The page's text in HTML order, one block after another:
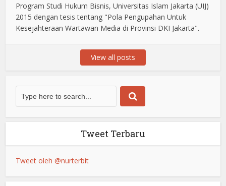
Program Studi Hukum Bisnis, Universitas Islam Jakarta (UIJ)
2015 dengan tesis tentang "Pola Pengupahan Untuk
Kesejahteraan Wartawan Media di Provinsi DKI Jakarta".
View all posts
Tweet Terbaru
Tweet oleh @nurterbit